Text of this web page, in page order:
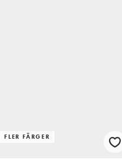
FLER FÄRGER